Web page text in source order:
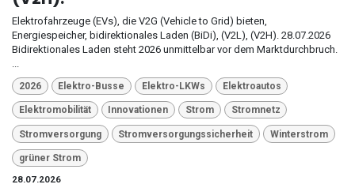
Elektrofahrzeuge (EVs), die V2G (Vehicle to Grid) bieten,
Energiespeicher, bidirektionales Laden (BiDi), (V2L), (V2H). 28.07.2026
Bidirektionales Laden steht 2026 unmittelbar vor dem Marktdurchbruch.
2026 Elektro-Busse Elektro-LKWs Elektroautos
Elektromobilität Innovationen Strom Stromnetz
Stromversorgung Stromversorgungssicherheit Winterstrom
grüner Strom
28.07.2026